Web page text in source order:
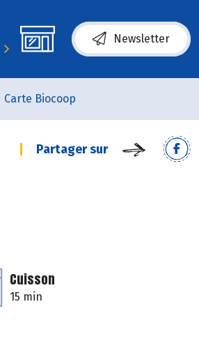
Newsletter
Carte Biocoop
Partager sur
Cuisson
15 min